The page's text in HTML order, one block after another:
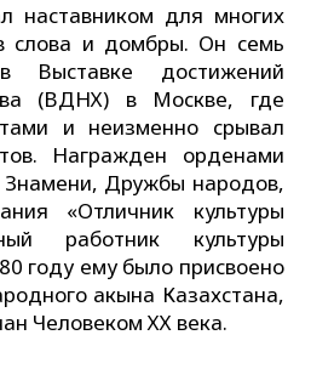
наставником для многих
слова и домбры. Он семь
Выставке достижений
(ВДНХ) в Москве, где
и неизменно срывал
Награжден орденами
Знамени, Дружбы народов,
«Отличник культуры
работник культуры
году ему было присвоено
акына Казахстана,
Человеком ХХ века.